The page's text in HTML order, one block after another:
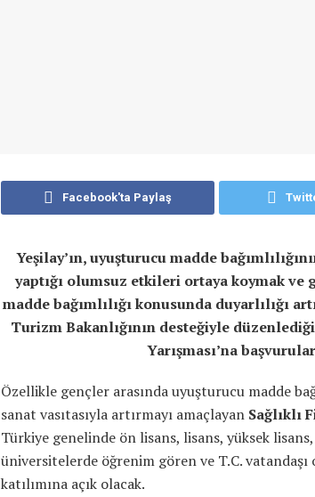
Facebook'ta Paylaş
Yeşilay’ın, uyuşturucu madde
yaptığı olumsuz etkileri ortaya koymak ve
madde bağımlılığı konusunda duyarlılığı
Turizm Bakanlığının desteğiyle
Yarışması’na
Özellikle gençler arasında uyuşturucu madde
sanat vasıtasıyla artırmayı amaçlayan Sağlıklı
Türkiye genelinde ön lisans, lisans, yüksek
üniversitelerde öğrenim gören ve T.C.
katılımına açık olacak.